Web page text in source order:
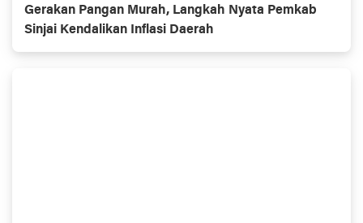
Gerakan Pangan Murah, Langkah Nyata Pemkab
Sinjai Kendalikan Inflasi Daerah